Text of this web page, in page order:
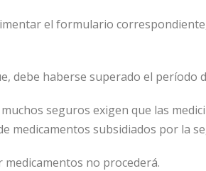
el formulario
debe haberse superado el período
seguros exigen que las
medicamentos subsidiados por la
no procederá.